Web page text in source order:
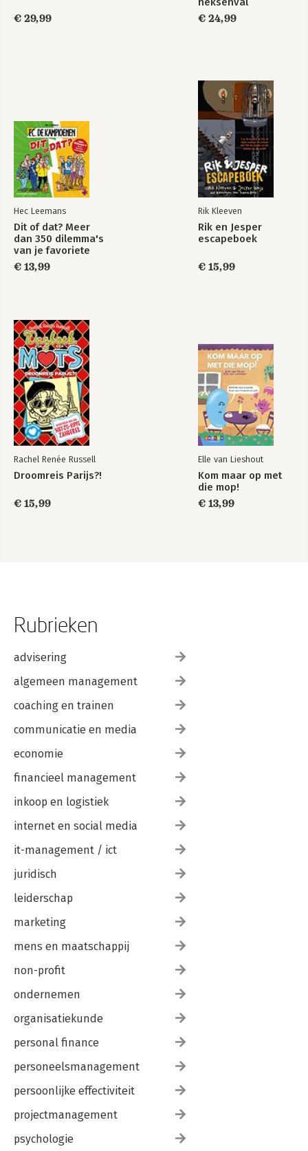
€ 29,99
€ 24,99
Hec Leemans
Dit of dat? Meer
dan 350 dilemma's
van je favoriete
voetbalploeg
€ 13,99
Rik Kleeven
Rik en Jesper
escapeboek
€ 15,99
Rachel Renée Russell
Droomreis Parijs?!
€ 15,99
Elle van Lieshout
Kom maar op met
die mop!
€ 13,99
Rubrieken
advisering
algemeen management
coaching en trainen
communicatie en media
economie
financieel management
inkoop en logistiek
internet en social media
it-management / ict
juridisch
leiderschap
marketing
mens en maatschappij
non-profit
ondernemen
organisatiekunde
personal finance
personeelsmanagement
persoonlijke effectiviteit
projectmanagement
psychologie